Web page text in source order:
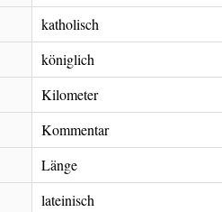
katholisch
königlich
Kilometer
Kommentar
Länge
lateinisch